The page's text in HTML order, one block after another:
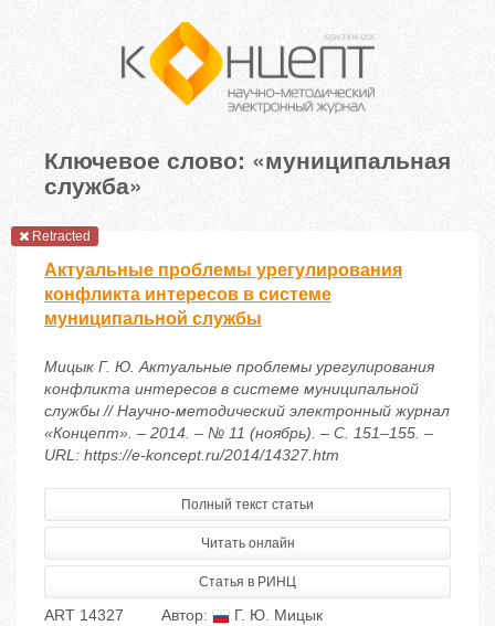
Ключевое слово: «муниципальная
служба»
Retracted
Актуальные проблемы урегулирования
конфликта интересов в системе
муниципальной службы
Мицык Г. Ю. Актуальные проблемы урегулирования
конфликта интересов в системе муниципальной
службы // Научно-методический электронный журнал
«Концепт». – 2014. – № 11 (ноябрь). – С. 151–155. –
URL: https://e-koncept.ru/2014/14327.htm
Полный текст статьи
Читать онлайн
Статья в РИНЦ
ART 14327 Автор:
Г. Ю. Мицык